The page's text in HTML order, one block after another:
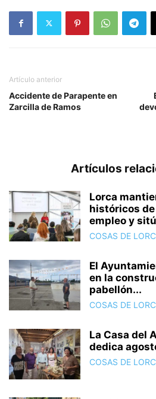
Artículo anterior
Accidente de Parapente en
Zarcilla de Ramos
Artículos
Lorca
históricos
empleo y
COSAS DE
El
en la
pabellón...
COSAS DE
La Casa del
dedica
COSAS DE